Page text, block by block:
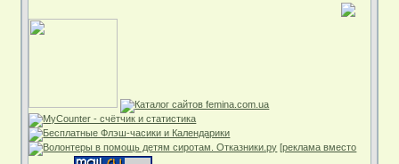
[реклама вместо